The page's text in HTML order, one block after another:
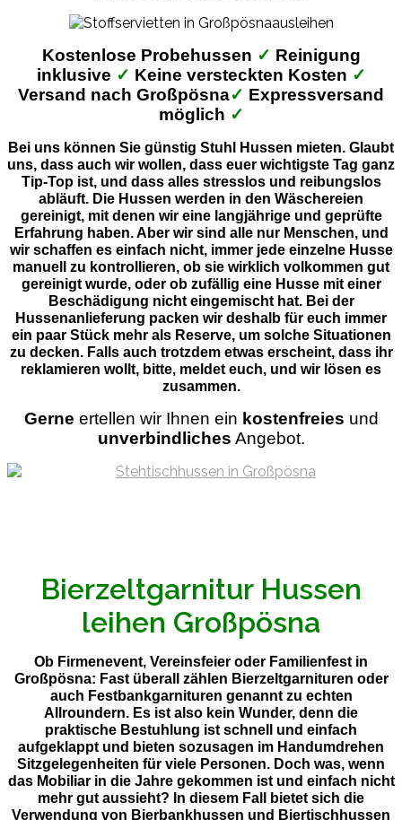
Kostenlose Probehussen ✓ Reinigung
inklusive ✓ Keine versteckten Kosten ✓
Versand nach Großpösna✓ Expressversand
möglich ✓
Bei uns können Sie günstig Stuhl Hussen mieten. Glaubt
uns, dass auch wir wollen, dass euer wichtigste Tag ganz
Tip-Top ist, und dass alles stresslos und reibungslos
abläuft. Die Hussen werden in den Wäschereien
gereinigt, mit denen wir eine langjährige und geprüfte
Erfahrung haben. Aber wir sind alle nur Menschen, und
wir schaffen es einfach nicht, immer jede einzelne Husse
manuell zu kontrollieren, ob sie wirklich volkommen gut
gereinigt wurde, oder ob zufällig eine Husse mit einer
Beschädigung nicht eingemischt hat. Bei der
Hussenanlieferung packen wir deshalb für euch immer
ein paar Stück mehr als Reserve, um solche Situationen
zu decken. Falls auch trotzdem etwas erscheint, dass ihr
reklamieren wollt, bitte, meldet euch, und wir lösen es
zusammen.
Gerne ertellen wir Ihnen ein kostenfreies und
unverbindliches Angebot.
Bierzeltgarnitur Hussen
leihen Großpösna
Ob Firmenevent, Vereinsfeier oder Familienfest in
Großpösna: Fast überall zählen Bierzeltgarnituren oder
auch Festbankgarnituren genannt zu echten
Allroundern. Es ist also kein Wunder, denn die
praktische Bestuhlung ist schnell und einfach
aufgeklappt und bieten sozusagen im Handumdrehen
Sitzgelegenheiten für viele Personen. Doch was, wenn
das Mobiliar in die Jahre gekommen ist und einfach nicht
mehr gut aussieht? In diesem Fall bietet sich die
Verwendung von Bierbankhussen und Biertischhussen